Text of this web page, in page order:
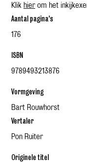
Klik hier om het
Aantal pagina's
176
ISBN
9789493213876
Vormgeving
Bart Rouwhorst
Vertaler
Pon Ruiter
Originele titel